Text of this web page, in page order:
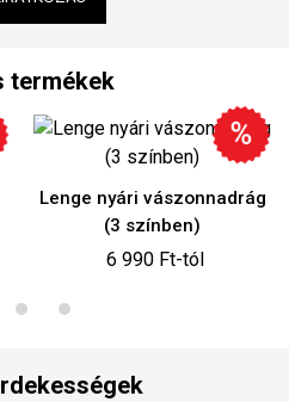
termékek
vászonnadrág
Narancs